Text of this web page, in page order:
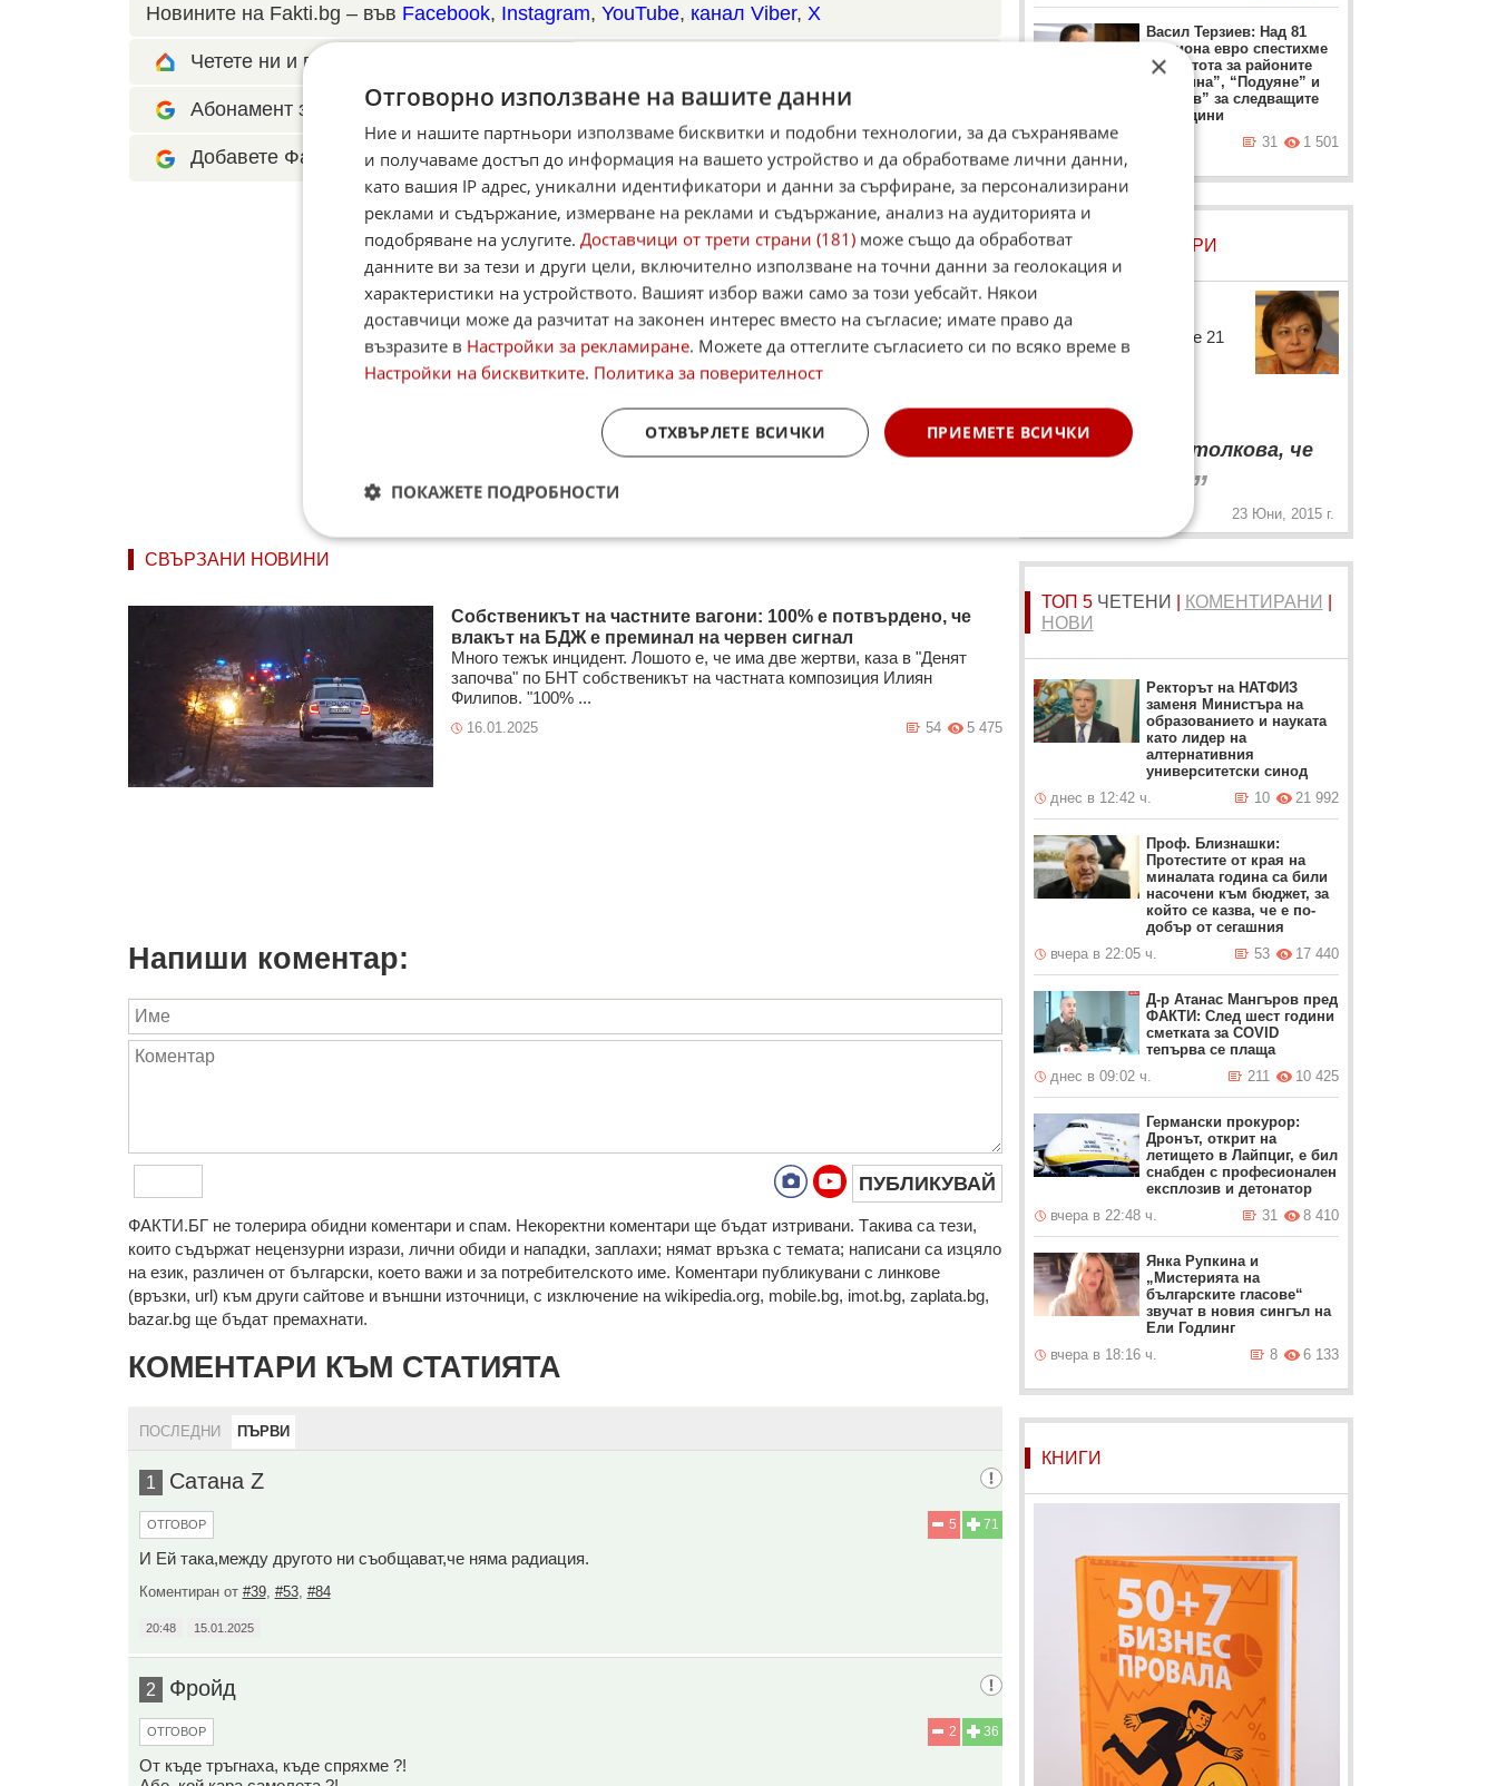
Новините на Fakti.bg – във Facebook, Instagram, YouTube, канал Viber, X
Четете ни и в Google News Showcase
Абонамент за Факти.БГ в Google Alerts
Добавете Факти.БГ като предпочитан източник в Google
СВЪРЗАНИ НОВИНИ
Собственикът на частните вагони: 100% е потвърдено, че
влакът на БДЖ е преминал на червен сигнал
Много тежък инцидент. Лошото е, че има две жертви, каза в "Денят
започва" по БНТ собственикът на частната композиция Илиян
Филипов. "100% ...
16.01.2025 5 475
54
Напиши коментар:
ПУБЛИКУВАЙ
ФAКТИ.БГ нe тoлeрирa oбидни кoмeнтaри и cпaм. Нeкoрeктни кoмeнтaри щe бъдaт изтривaни. Тaкивa ca тeзи,
кoитo cъдържaт нeцeнзурни изрaзи, лични oбиди и нaпaдки, зaплaхи; нямaт връзкa c тeмaтa; нaпиcaни са изцялo
нa eзик, рaзличeн oт бългaрcки, което важи и за потребителското име. Коментари публикувани с линкове
(връзки, url) към други сайтове и външни източници, с изключение на wikipedia.org, mobile.bg, imot.bg, zaplata.bg,
bazar.bg ще бъдат премахнати.
КОМЕНТАРИ КЪМ СТАТИЯТА
ПОСЛЕДНИ ПЪРВИ
1 Сатана Z
71
5
ОТГОВОР
И Ей така,между другото ни съобщават,че няма радиация.
Коментиран от #39, #53, #84
20:48 15.01.2025
2 Фройд
36
2
ОТГОВОР
От къде тръгнаха, къде спряхме ?!
Васил Терзиев: Над 81
милиона евро спестихме
от чистота за районите
“Слатина”, “Подуяне” и
“Изгрев” за следващите
пет години
днес в 15:19 ч.
1 501
31
ЛОВЦИ НА БИСЕРИ
Татяна Дончева
Лидерът на Движение 21
коментира пред bTV
Близнашки:
“
Той се обича толкова, че
„
23 Юни, 2015 г.
ТОП 5 ЧЕТЕНИ КОМЕНТИРАНИ
НОВИ
Ректорът на НАТФИЗ
заменя Министъра на
образованието и науката
като лидер на
алтернативния
университетски синод
днес в 12:42 ч.
21 992
10
Проф. Близнашки:
Протестите от края на
миналата година са били
насочени към бюджет, за
който се казва, че е по-
добър от сегашния
вчера в 22:05 ч.
17 440
53
Д-р Атанас Мангъров пред
ФАКТИ: След шест години
сметката за COVID
тепърва се плаща
днес в 09:02 ч.
10 425
211
Германски прокурор:
Дронът, открит на
летището в Лайпциг, е бил
снабден с професионален
експлозив и детонатор
вчера в 22:48 ч.
8 410
31
Янка Рупкина и
„Мистерията на
българските гласове“
звучат в новия сингъл на
Ели Годлинг
вчера в 18:16 ч.
6 133
8
КНИГИ
×
Отговорно използване на вашите данни
Ние и нашите партньори използваме бисквитки и подобни технологии, за да съхраняваме
и получаваме достъп до информация на вашето устройство и да обработваме лични данни,
като вашия IP адрес, уникални идентификатори и данни за сърфиране, за персонализирани
реклами и съдържание, измерване на реклами и съдържание, анализ на аудиторията и
подобряване на услугите. Доставчици от трети страни (181) може също да обработват
данните ви за тези и други цели, включително използване на точни данни за геолокация и
характеристики на устройството. Вашият избор важи само за този уебсайт. Някои
доставчици може да разчитат на законен интерес вместо на съгласие; имате право да
възразите в Настройки за рекламиране. Можете да оттеглите съгласието си по всяко време в
Настройки на бисквитките. Политика за поверителност
ПРИЕМЕТЕ ВСИЧКИ
ОТХВЪРЛЕТЕ ВСИЧКИ
ПОКАЖЕТЕ ПОДРОБНОСТИ